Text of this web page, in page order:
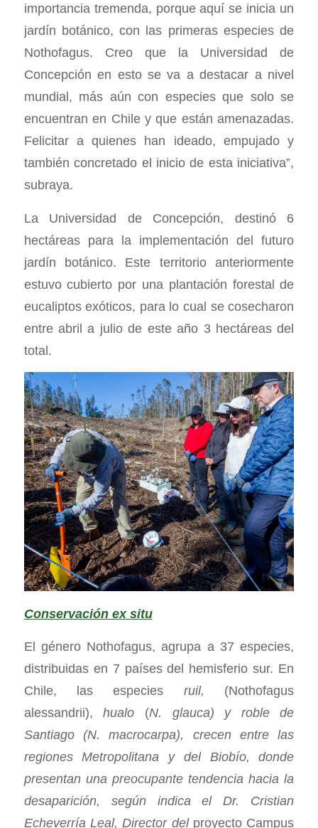
importancia tremenda, porque aquí se inicia un
jardín botánico, con las primeras especies de
Nothofagus. Creo que la Universidad de
Concepción en esto se va a destacar a nivel
mundial, más aún con especies que solo se
encuentran en Chile y que están amenazadas.
Felicitar a quienes han ideado, empujado y
también concretado el inicio de esta iniciativa”,
subraya.
La Universidad de Concepción, destinó 6
hectáreas para la implementación del futuro
jardín botánico. Este territorio anteriormente
estuvo cubierto por una plantación forestal de
eucaliptos exóticos, para lo cual se cosecharon
entre abril a julio de este año 3 hectáreas del
total.
Conservación ex situ
El género Nothofagus, agrupa a 37 especies,
distribuidas en 7 países del hemisferio sur. En
Chile, las especies ruil, (Nothofagus
alessandrii),hualo (N. glauca) y roble de
Santiago(N. macrocarpa), crecen entre las
regiones Metropolitana y del Biobío, donde
presentan una preocupante tendencia hacia la
desaparición, según indica el Dr. Cristian
Echeverría Leal, Director del proyecto Campus